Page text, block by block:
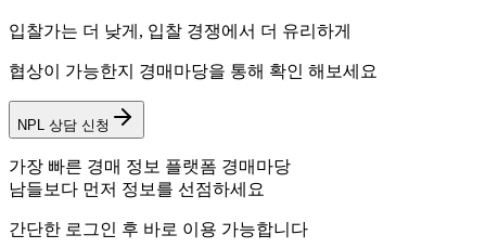
입찰가는 더 낮게, 입찰 경쟁에서 더 유리하게
협상이 가능한지 경매마당을 통해 확인 해보세요
NPL 상담 신청
가장 빠른 경매 정보 플랫폼 경매마당
남들보다 먼저 정보를 선점하세요
간단한 로그인 후 바로 이용 가능합니다